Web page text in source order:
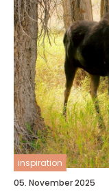
inspiration
05. November 2025